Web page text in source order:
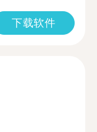
下载软件